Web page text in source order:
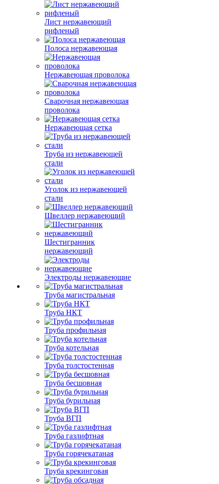
Лист нержавеющий
рифленый
Полоса нержавеющая
Нержавеющая проволока
Сварочная нержавеющая
проволока
Нержавеющая сетка
Труба из нержавеющей
стали
Уголок из нержавеющей
стали
Швеллер нержавеющий
Шестигранник
нержавеющий
Электроды нержавеющие
Труба магистральная
Труба НКТ
Труба профильная
Труба котельная
Труба толстостенная
Труба бесшовная
Труба бурильная
Труба ВГП
Труба газлифтная
Труба горячекатаная
Труба крекинговая